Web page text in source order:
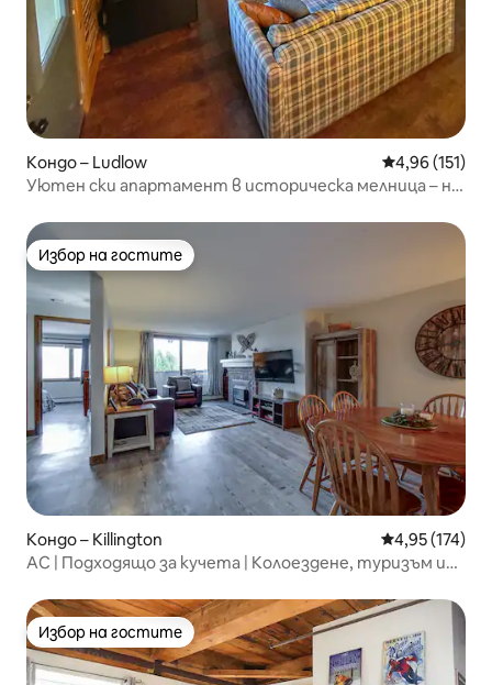
Кондо – Ludlow Средна
4,96 (151)
Уютен ски апартамент в историческа мелница – на
Избор на гостите
Избор на гостите
Кондо – Killington Средна
4,95 (174)
AC | Подходящо за кучета | Колоездене, туризъм и
Избор на гостите
Избор на гостите